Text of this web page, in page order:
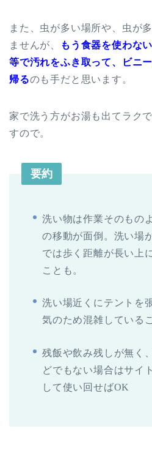
また、虫が多い場所や、虫が
ませんが、
もう食器を使わな
等で汚れをふき取って、ビニ
帰るのも手だと思います。
家で洗う方がお湯も出てラク
すので。
要約
洗い物は作業そのもの
の移動が面倒。洗い場
では歩く距離が長い上
ことも。
洗い場近くにテントを
気のため混雑している
残飯や飲み残しが無く
どでもない場合はサイ
して使い回せばOK